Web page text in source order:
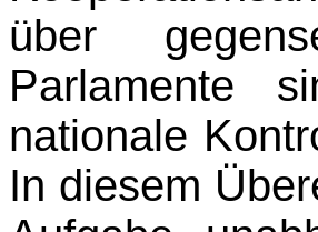
über
Parlamente
nationale
In diesem